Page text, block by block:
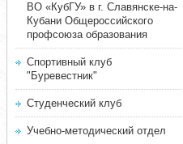
ВО «КубГУ» в г. Славянске-на-
Кубани Общероссийского
профсоюза образования
Спортивный клуб
"Буревестник"
Студенческий клуб
Учебно-методический отдел